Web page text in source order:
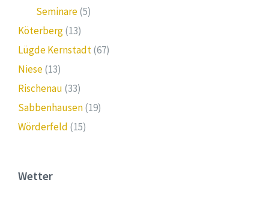
Seminare(5)
Köterberg(13)
Lügde Kernstadt(67)
Niese(13)
Rischenau (33)
Sabbenhausen(19)
Wörderfeld (15)
Wetter